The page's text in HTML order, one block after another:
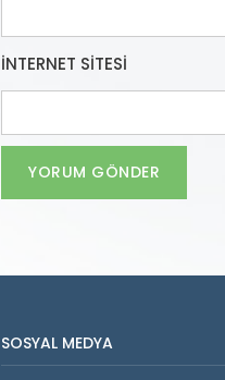
İNTERNET SITESI
SOSYAL MEDYA